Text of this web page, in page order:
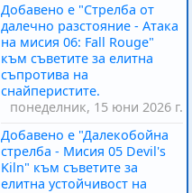
Добавено е "Стрелба от
далечно разстояние - Атака
на мисия 06: Fall Rouge"
към съветите за елитна
съпротива на
снайперистите.
понеделник, 15 юни 2026 г.
Добавено е "Далекобойна
стрелба - Мисия 05 Devil's
Kiln" към съветите за
елитна устойчивост на